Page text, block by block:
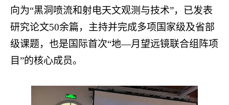
向为“黑洞喷流和射电天文观测与技术”，已发表
研究论文50余篇，主持并完成多项国家级及省部
级课题，也是国际首次“地—月望远镜联合组阵项
目”的核心成员。